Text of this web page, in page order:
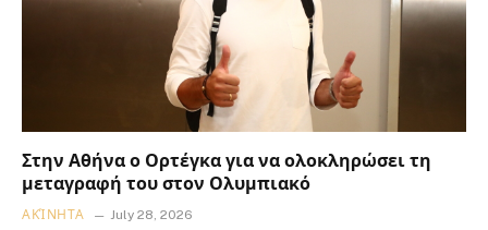
Στην Αθήνα ο Ορτέγκα για να ολοκληρώσει τη
μεταγραφή του στον Ολυμπιακό
ΑΚΊΝΗΤΑ July 28, 2026